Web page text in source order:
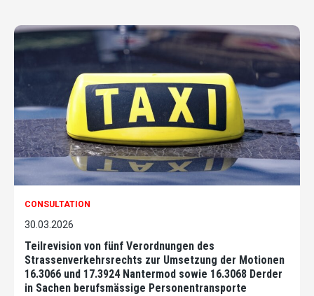
CONSULTATION
30.03.2026
Teilrevision von fünf Verordnungen des
Strassenverkehrsrechts zur Umsetzung der Motionen
16.3066 und 17.3924 Nantermod sowie 16.3068 Derder
in Sachen berufsmässige Personentransporte